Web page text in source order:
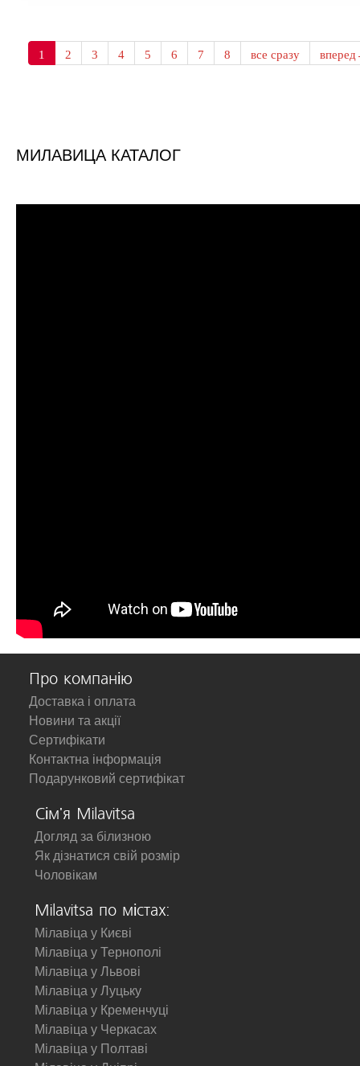
1 2 3 4 5 6 7 8 все сразу
МИЛАВИЦА КАТАЛОГ
Про компанію
Доставка і оплата
Новини та акції
Сертифікати
Контактна інформація
Подарунковий сертифікат
Сім'я Milavitsa
Догляд за білизною
Як дізнатися свій розмір
Чоловікам
Milavitsa по містах:
Мілавіца у Києві
Мілавіца у Тернополі
Мілавіца у Львові
Мілавіца у Луцьку
Мілавіца у Кременчуці
Мілавіца у Черкасах
Мілавіца у Полтаві